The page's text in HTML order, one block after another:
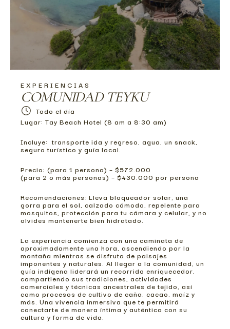
EXPERIENCIAS
COMUNIDAD TEYKU
Todo el día
Lugar: Tay Beach Hotel (8 am a 8:30 am)
Incluye: transporte ida y regreso, agua, un snack,
seguro turístico y guía local.
Precio: (para 1 persona) – $572.000
(para 2 o más personas) – $430.000 por persona
Recomendaciones: Lleva bloqueador solar, una
gorra para el sol, calzado cómodo, repelente para
mosquitos, protección para tu cámara y celular, y no
olvides mantenerte bien hidratado.
La experiencia comienza con una caminata de
aproximadamente una hora, ascendiendo por la
montaña mientras se disfruta de paisajes
imponentes y naturales. Al llegar a la comunidad, un
guía indígena liderará un recorrido enriquecedor,
compartiendo sus tradiciones, actividades
comerciales y técnicas ancestrales de tejido, así
como procesos de cultivo de caña, cacao, maíz y
más. Una vivencia inmersiva que te permitirá
conectarte de manera íntima y auténtica con su
cultura y forma de vida.